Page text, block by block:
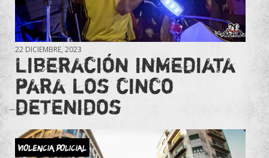
22 DICIEMBRE, 2023
Liberación inmediata
para los cinco
detenidos
Violencia Policial